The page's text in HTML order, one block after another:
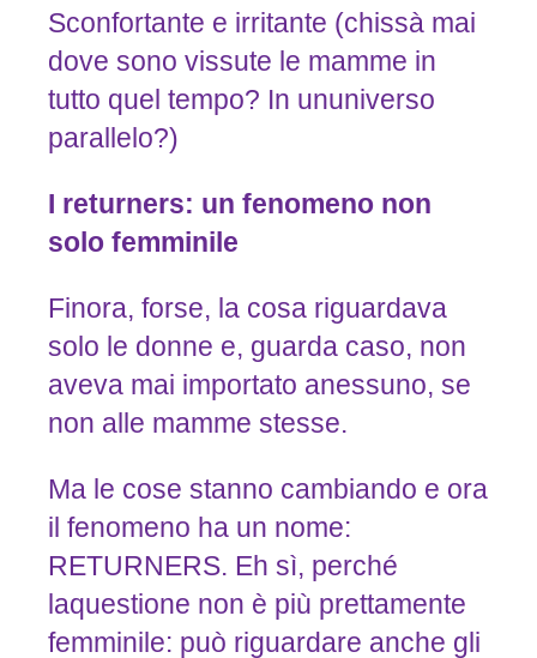
Sconfortante e irritante (chissà mai
dove sono vissute le mamme in
tutto quel tempo? In ununiverso
parallelo?)
I returners: un fenomeno non
solo femminile
Finora, forse, la cosa riguardava
solo le donne e, guarda caso, non
aveva mai importato anessuno, se
non alle mamme stesse.
Ma le cose stanno cambiando e ora
il fenomeno ha un nome:
RETURNERS. Eh sì, perché
laquestione non è più prettamente
femminile: può riguardare anche gli